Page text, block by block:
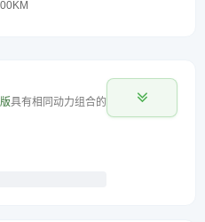
具有相同动力组合的